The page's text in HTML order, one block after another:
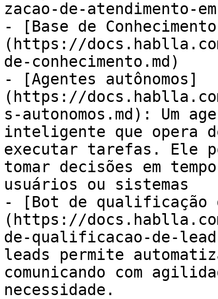
zacao-de-atendimento-
- [Base de
(https://
de-conhecimento.md)
- [Agentes autônomos]
(https://
s-autonomos.md): Um
inteligente que opera
executar tarefas. Ele
tomar decisões em
usuários ou sistemas
- [Bot de qualificação
(https://
de-qualificacao-de-
leads permite
comunicando com
necessidade.